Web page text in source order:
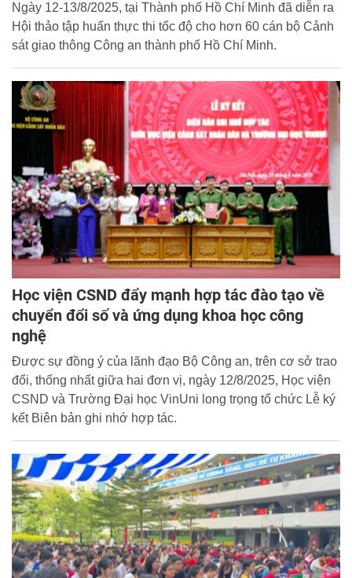
Ngày 12-13/8/2025, tại Thành phố Hồ Chí Minh đã diễn ra
Hội thảo tập huấn thực thi tốc độ cho hơn 60 cán bộ Cảnh
sát giao thông Công an thành phố Hồ Chí Minh.
Học viện CSND đẩy mạnh hợp tác đào tạo về
chuyển đổi số và ứng dụng khoa học công
nghệ
Được sự đồng ý của lãnh đạo Bộ Công an, trên cơ sở trao
đổi, thống nhất giữa hai đơn vị, ngày 12/8/2025, Học viện
CSND và Trường Đại học VinUni long trọng tổ chức Lễ ký
kết Biên bản ghi nhớ hợp tác.